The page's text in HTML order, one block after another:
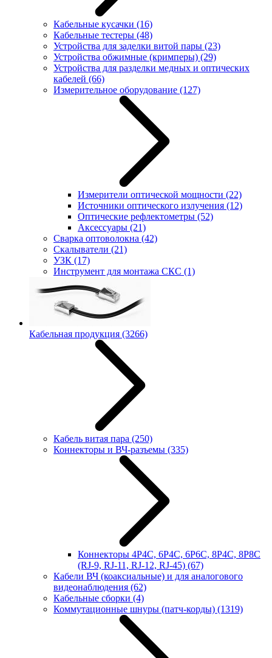
Кабельные кусачки (16)
Кабельные тестеры (48)
Устройства для заделки витой пары (23)
Устройства обжимные (кримперы) (29)
Устройства для разделки медных и оптических
кабелей (66)
Измерительное оборудование (127)
Измерители оптической мощности (22)
Источники оптического излучения (12)
Оптические рефлектометры (52)
Аксессуары (21)
Сварка оптоволокна (42)
Скалыватели (21)
УЗК (17)
Инструмент для монтажа СКС (1)
Кабельная продукция (3266)
Кабель витая пара (250)
Коннекторы и ВЧ-разъемы (335)
Коннекторы 4P4C, 6P4C, 6P6C, 8P4C, 8P8C
(RJ-9, RJ-11, RJ-12, RJ-45) (67)
Кабели ВЧ (коаксиальные) и для аналогового
видеонаблюдения (62)
Кабельные сборки (4)
Коммутационные шнуры (патч-корды) (1319)